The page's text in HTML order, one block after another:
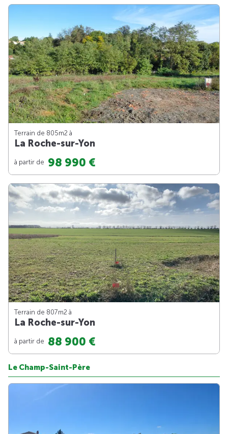
Terrain de 805m2 à
La Roche-sur-Yon
à partir de 98 990 €
Terrain de 807m2 à
La Roche-sur-Yon
à partir de 88 900 €
Le Champ-Saint-Père